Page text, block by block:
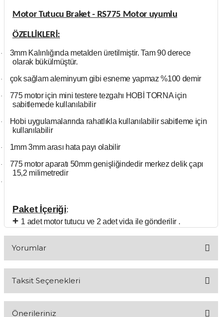
Motor Tutucu Braket - RS775 Motor uyumlu
ÖZELLİKLERİ:
·
3mm Kalınlığında metalden üretilmiştir. Tam 90 derece
olarak bükülmüştür.
· çok sağlam aleminyum gibi esneme yapmaz %100 demir
·
775 motor için mini testere tezgahı HOBİ TORNA için
sabitlemede kullanılabilir
·
Hobi uygulamalarında rahatlıkla kullanılabilir sabitleme için
kullanılabilir
· 1mm 3mm arası hata payı olabilir
·
775 motor aparatı 50mm genişliğindedir merkez delik çapı
15,2 milimetredir
·
Paket İçeriği:
+ 1 adet motor tutucu ve 2 adet vida ile gönderilir .
Yorumlar
Taksit Seçenekleri
Önerileriniz